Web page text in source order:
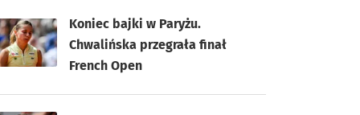
Koniec bajki w Paryżu.
Chwalińska przegrała finał
French Open